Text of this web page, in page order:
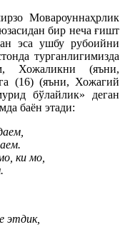
Мовароуннаҳрлик
бир неча ғишт
эса ушбу рубоийни
турганлигимизда
Хожаликни (яъни,
(16) (яъни, Хожагий
бўлайлик» деган
баён этади:
ки мо,
этдик,